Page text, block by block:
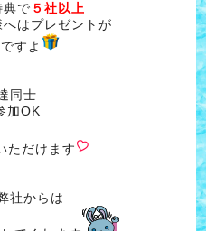
典で ５社以上
はプレゼントが
すよ
同士
加OK
ただけます
社からは